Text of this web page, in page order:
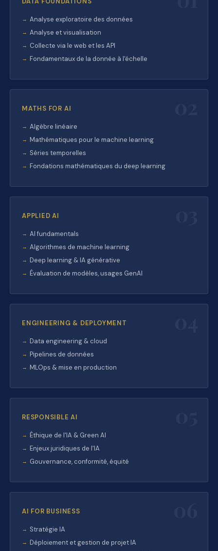
Analyse exploratoire des données
Analyse et visualisation
Collecte via le web et les API
Fondamentaux de la donnée à l'échelle
MATHS FOR AI
Algèbre linéaire
Mathématiques pour le machine learning
Séries temporelles
Fondations mathématiques du deep learning
APPLIED AI
AI fundamentals
Algorithmes de machine learning
Deep learning & IA générative
Évaluation de modèles, usages GenAI
ENGINEERING & DEPLOYMENT
Data engineering & cloud
Pipelines de données
MLOps & mise en production
RESPONSIBLE AI
Éthique de l'IA & Green AI
Enjeux juridiques de l'IA
Gouvernance, conformité, équité
AI FOR BUSINESS
Stratégie IA
Déploiement et gestion de projet IA